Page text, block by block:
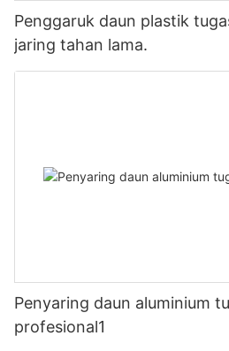
Penggaruk daun plastik
jaring tahan lama.
Penyaring daun aluminium
profesional1